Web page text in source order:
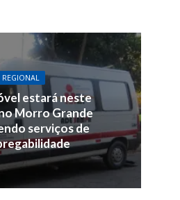
REGIONAL
estará neste
Morro Grande
serviços de